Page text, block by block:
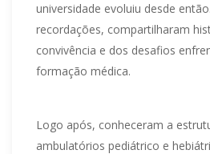
universidade evoluiu desde
recordações, compartilharam
convivência e dos desafios
formação médica.
Logo após, conheceram a
ambulatórios pediátrico e